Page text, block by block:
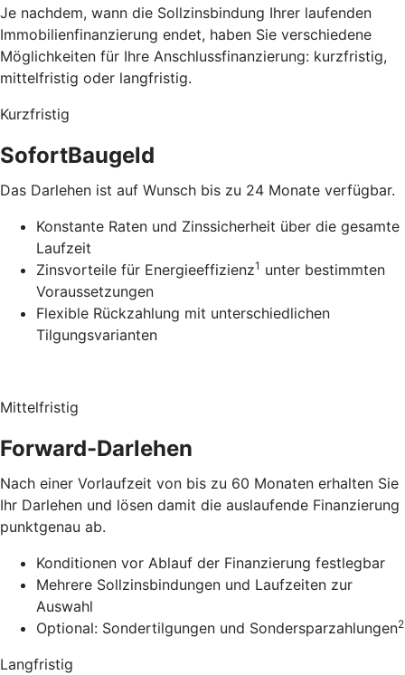
Je nachdem, wann die Sollzinsbindung Ihrer laufenden
Immobilienfinanzierung endet, haben Sie verschiedene
Möglichkeiten für Ihre Anschlussfinanzierung: kurzfristig,
mittelfristig oder langfristig.
Kurzfristig
SofortBaugeld
Das Darlehen ist auf Wunsch bis zu 24 Monate verfügbar.
Konstante Raten und Zinssicherheit über die gesamte
Laufzeit
Zinsvorteile für Energieeffizienz1 unter bestimmten
Voraussetzungen
Flexible Rückzahlung mit unterschiedlichen
Tilgungsvarianten
Mittelfristig
Forward-Darlehen
Nach einer Vorlaufzeit von bis zu 60 Monaten erhalten Sie
Ihr Darlehen und lösen damit die auslaufende Finanzierung
punktgenau ab.
Konditionen vor Ablauf der Finanzierung festlegbar
Mehrere Sollzinsbindungen und Laufzeiten zur
Auswahl
Optional: Sondertilgungen und Sondersparzahlungen2
Langfristig